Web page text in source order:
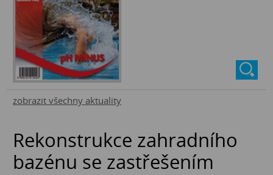
zobrazit všechny aktuality
Rekonstrukce zahradního
bazénu se zastřešením